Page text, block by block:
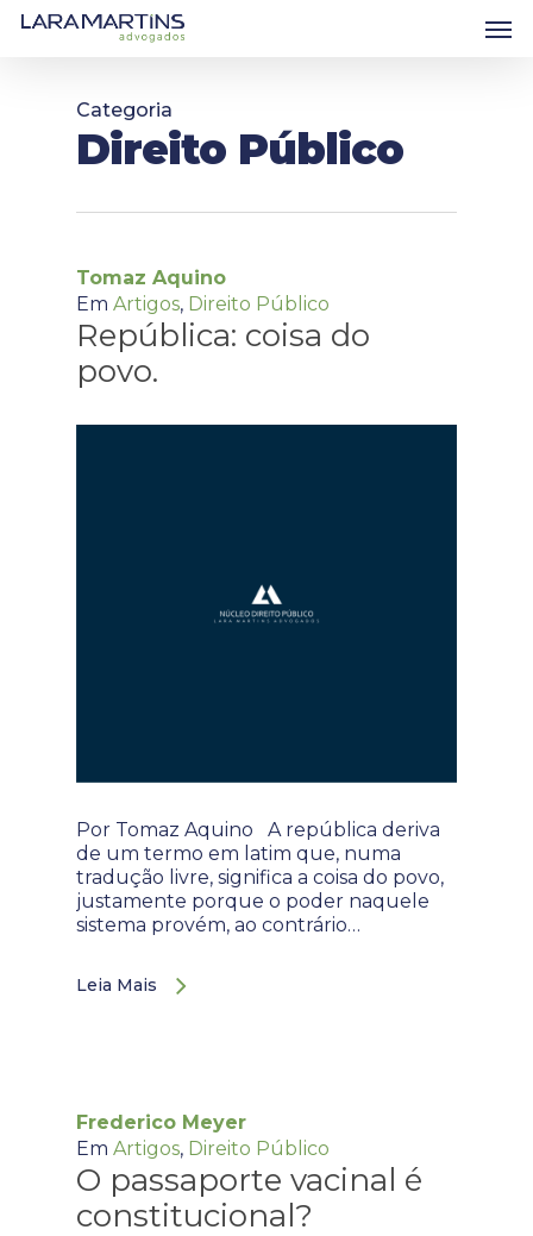
Skip
Categoria
Direito Público
Tomaz Aquino
Em Artigos, Direito Público
República: coisa do
povo.
Por Tomaz Aquino A república deriva
de um termo em latim que, numa
tradução livre, significa a coisa do povo,
justamente porque o poder naquele
sistema provém, ao contrário…
Leia Mais
Frederico Meyer
Em Artigos, Direito Público
O passaporte vacinal é
constitucional?